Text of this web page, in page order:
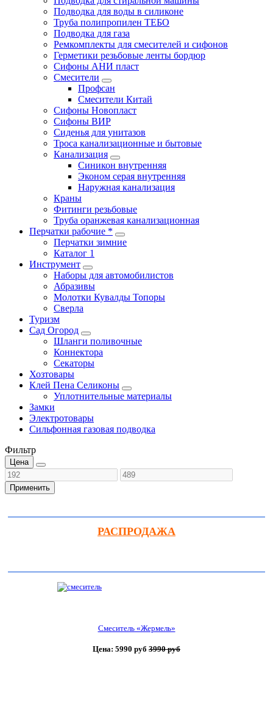
Подводка для воды в силиконе
Труба полипропилен ТЕБО
Подводка для газа
Ремкомплекты для смесителей и сифонов
Герметики резьбовые ленты бордюр
Сифоны АНИ пласт
Смесители
Профсан
Смесители Китай
Сифоны Новопласт
Сифоны ВИР
Сиденья для унитазов
Троса канализационные и бытовые
Канализация
Синикон внутренняя
Эконом серая внутренняя
Наружная канализация
Краны
Фитинги резьбовые
Труба оранжевая канализационная
Перчатки рабочие *
Перчатки зимние
Каталог 1
Инструмент
Наборы для автомобилистов
Абразивы
Молотки Кувалды Топоры
Сверла
Туризм
Сад Огород
Шланги поливочные
Коннектора
Секаторы
Хозтовары
Клей Пена Селиконы
Уплотнительные материалы
Замки
Электротовары
Сильфонная газовая подводка
Фильтр
Цена
Применить
РАСПРОДАЖА
Смеситель «Жермель»
Цена: 5990 руб 3990 руб